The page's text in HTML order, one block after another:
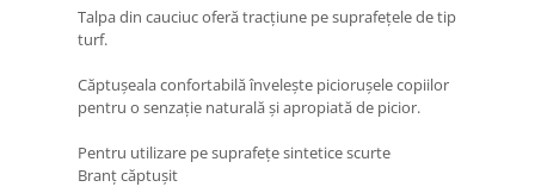
Talpa din cauciuc oferă tracțiune pe suprafețele de tip
turf.
Căptușeala confortabilă învelește piciorușele copiilor
pentru o senzație naturală și apropiată de picior.
Pentru utilizare pe suprafețe sintetice scurte
Branț căptușit